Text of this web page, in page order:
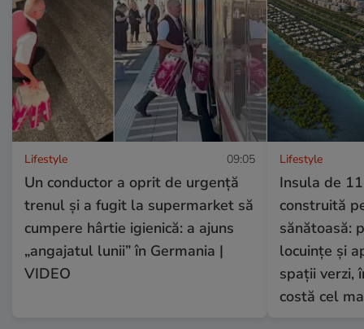
Lifestyle 09:05
Un conductor a oprit de urgență
trenul și a fugit la supermarket să
cumpere hârtie igienică: a ajuns
„angajatul lunii” în Germania |
VIDEO
Lifestyle
Insula de
construită
sănătoasă:
locuințe și
spații verzi,
costă cel